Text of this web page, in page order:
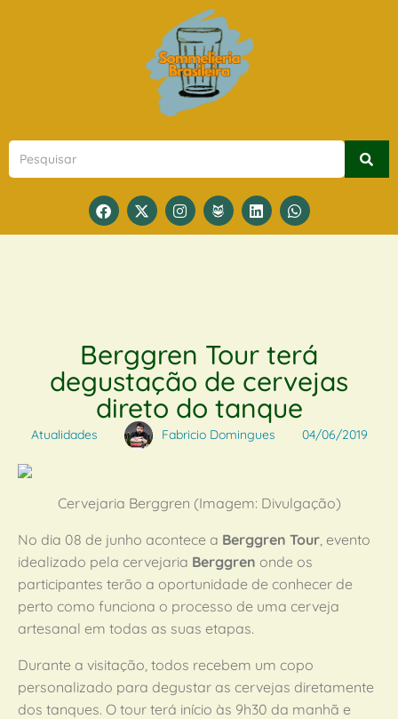
Berggren Tour terá
degustação de cervejas
direto do tanque
Atualidades Fabricio Domingues 04/06/2019
Cervejaria Berggren (Imagem: Divulgação)
No dia 08 de junho acontece a Berggren Tour, evento
idealizado pela cervejaria Berggren onde os
participantes terão a oportunidade de conhecer de
perto como funciona o processo de uma cerveja
artesanal em todas as suas etapas.
Durante a visitação, todos recebem um copo
personalizado para degustar as cervejas diretamente
dos tanques. O tour terá início às 9h30 da manhã e